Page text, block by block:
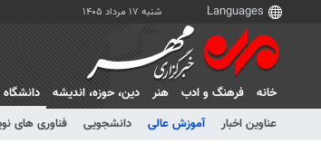
شنبه ۱۷ مرداد ۱۴۰۵
خانه فرهنگ و ادب هنر دين، حوزه، انديشه
عناوین اخبار
آموزش عالی دانشجویی فناوری های